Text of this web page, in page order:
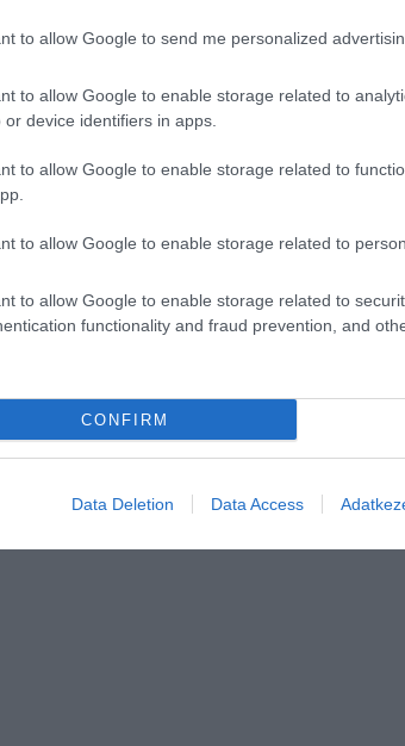
to allow Google to send me personalized
to allow Google to enable storage related to
or device identifiers in apps.
to allow Google to enable storage related to
to allow Google to enable storage related to
to allow Google to enable storage related to
functionality and fraud prevention, and
CONFIRM
Data Deletion Data Access